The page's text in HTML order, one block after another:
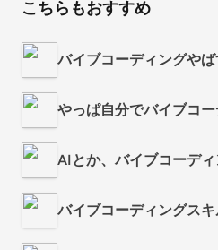
こちらもおすすめ
バイブコーディングやば
やっぱ自分でバイブコ
AIとか、バイブコーデ
バイブコーディングスキ